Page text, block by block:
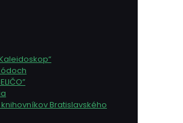
Bratislavského